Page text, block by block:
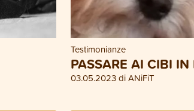
Testimonianze
PASSARE AI CIBI
03.05.2023 di ANiFiT